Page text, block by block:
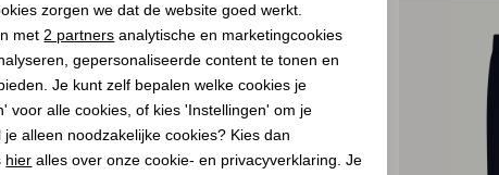
Marketing cookies
zorgen we dat de website goed werkt.
met 2 partners analytische en marketingcookies
gepersonaliseerde content te tonen en
Je kunt zelf bepalen welke cookies je
voor alle cookies, of kies 'Instellingen' om je
alleen noodzakelijke cookies? Kies dan
hier alles over onze cookie- en privacyverklaring. Je